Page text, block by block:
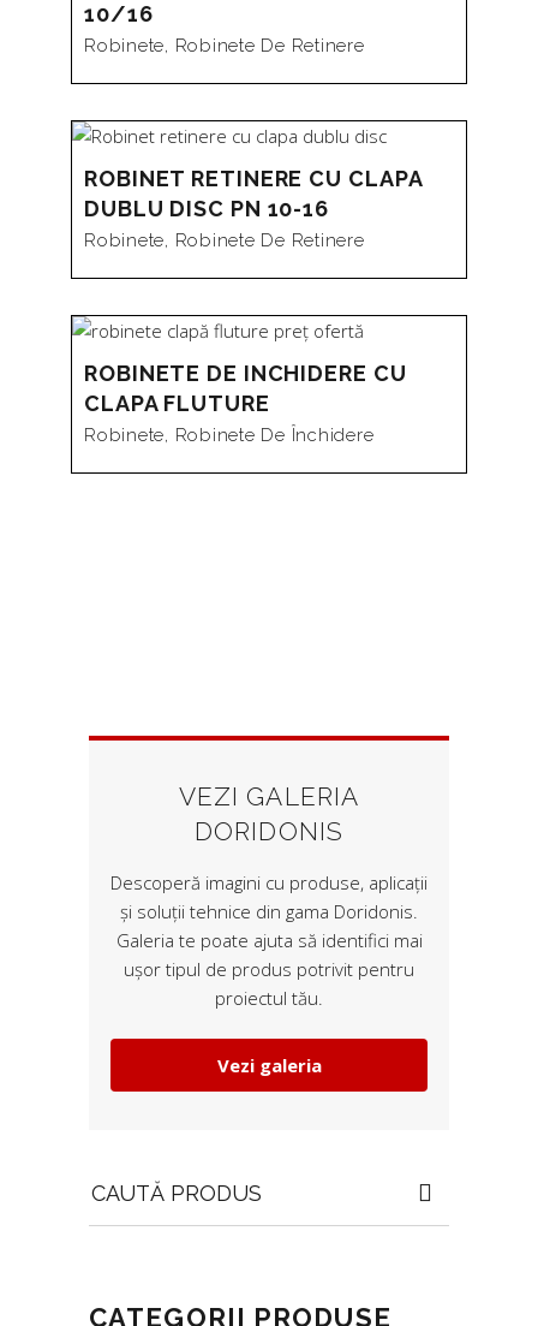
10/16
Robinete, Robinete De Retinere
ROBINET RETINERE CU CLAPA
DUBLU DISC PN 10-16
Robinete, Robinete De Retinere
ROBINETE DE INCHIDERE CU
CLAPA FLUTURE
Robinete, Robinete De Închidere
VEZI GALERIA
DORIDONIS
Descoperă imagini cu produse, aplicații
și soluții tehnice din gama Doridonis.
Galeria te poate ajuta să identifici mai
ușor tipul de produs potrivit pentru
proiectul tău.
Vezi galeria
for:
CATEGORII PRODUSE